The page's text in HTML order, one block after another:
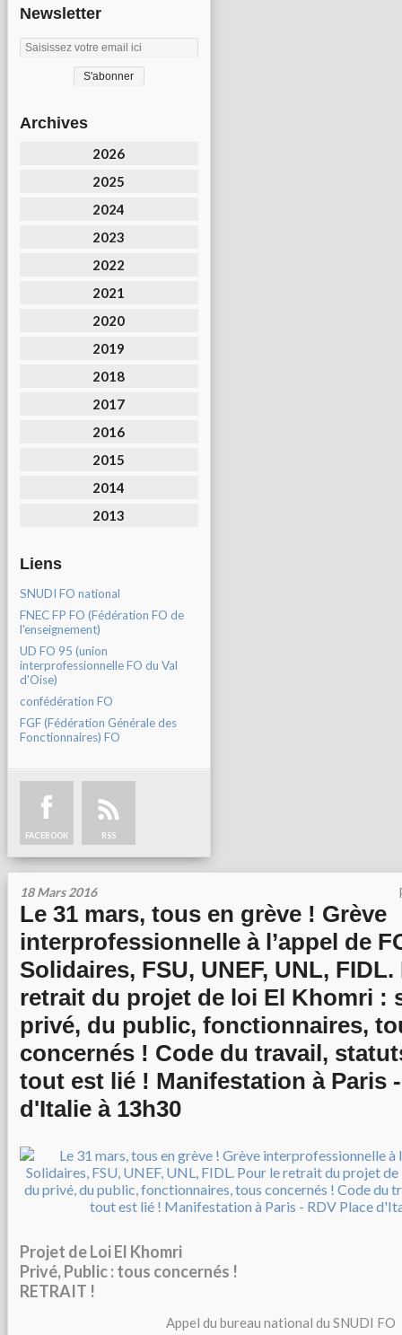
Newsletter
Archives
2026
2025
2024
2023
2022
2021
2020
2019
2018
2017
2016
2015
2014
2013
Liens
SNUDI FO national
FNEC FP FO (Fédération FO de
l'enseignement)
UD FO 95 (union
interprofessionnelle FO du Val
d'Oise)
confédération FO
FGF (Fédération Générale des
Fonctionnaires) FO
FACEBOOK RSS
18 Mars 2016
Le 31 mars, tous en grève ! Grève
interprofessionnelle à l’appel de
Solidaires, FSU, UNEF, UNL,
retrait du projet de loi El Khomri :
privé, du public, fonctionnaires,
concernés ! Code du travail,
tout est lié ! Manifestation à Paris
d'Italie à 13h30
Projet de Loi El Khomri
Privé, Public : tous concernés !
RETRAIT !
Appel du bureau national du SNUDI FO